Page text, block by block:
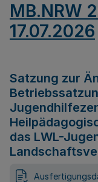
MB.NRW
17.07.2026
Satzung zur
das LWL-